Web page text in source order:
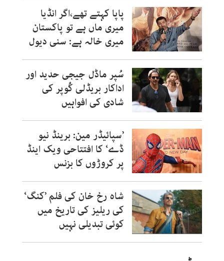
پاپا کہتے تھے،اگر انڈیا
میری ماں ہے تو پاکستان
میری خالہ ہے: سنی دیول
سُپر ماڈل جیجی حدید اور
اداکار بریڈلی کُوپر کی
شادی کی افواہیں
’سپائیڈر مین: برینڈ نیو
ڈے‘ کا افتتاحی ویک اینڈ
پر کروڑوں کا بزنس
شاہ رخ خان کی فلم ’کنگ‘
کی ریلیز کی تاریخ میں
کوئی تبدیلی نہیں